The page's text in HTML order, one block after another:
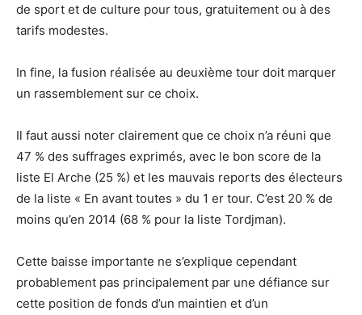
de sport et de culture pour tous, gratuitement ou à des
tarifs modestes.
In fine, la fusion réalisée au deuxième tour doit marquer
un rassemblement sur ce choix.
Il faut aussi noter clairement que ce choix n’a réuni que
47 % des suffrages exprimés, avec le bon score de la
liste El Arche (25 %) et les mauvais reports des électeurs
de la liste « En avant toutes » du 1 er tour. C’est 20 % de
moins qu’en 2014 (68 % pour la liste Tordjman).
Cette baisse importante ne s’explique cependant
probablement pas principalement par une défiance sur
cette position de fonds d’un maintien et d’un